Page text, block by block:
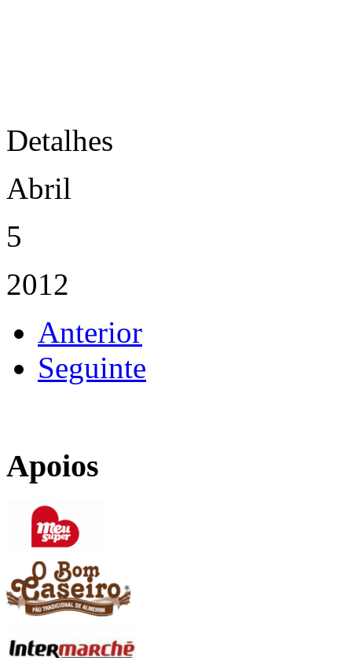
Detalhes
Abril
5
2012
Anterior
Seguinte
Apoios